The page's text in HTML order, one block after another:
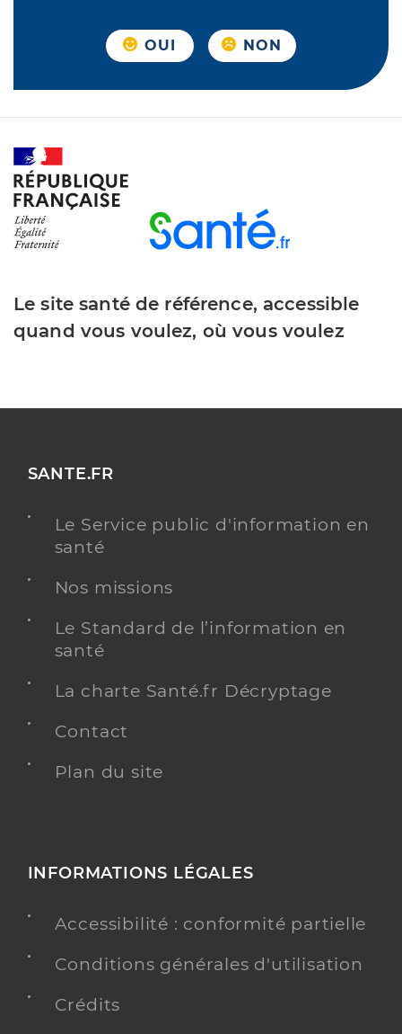
OUI NON
Le site santé de référence, accessible
quand vous voulez, où vous voulez
SANTE.FR
Le Service public d'information en
santé
Nos missions
Le Standard de l’information en
santé
La charte Santé.fr Décryptage
Contact
Plan du site
INFORMATIONS LÉGALES
Accessibilité : conformité partielle
Conditions générales d'utilisation
Crédits